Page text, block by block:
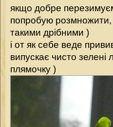
якщо добре перезимуєм
попробую розмножити,
такими дрібними )
і от як себе веде
випускає чисто
плямочку )